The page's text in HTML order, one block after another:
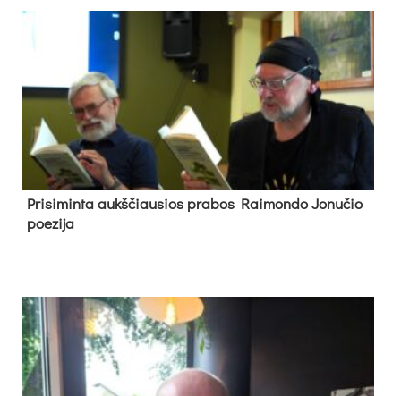
Pri­si­min­ta aukš­čiau­sios pra­bos Rai­mon­do Jo­nu­čio
poe­zi­ja